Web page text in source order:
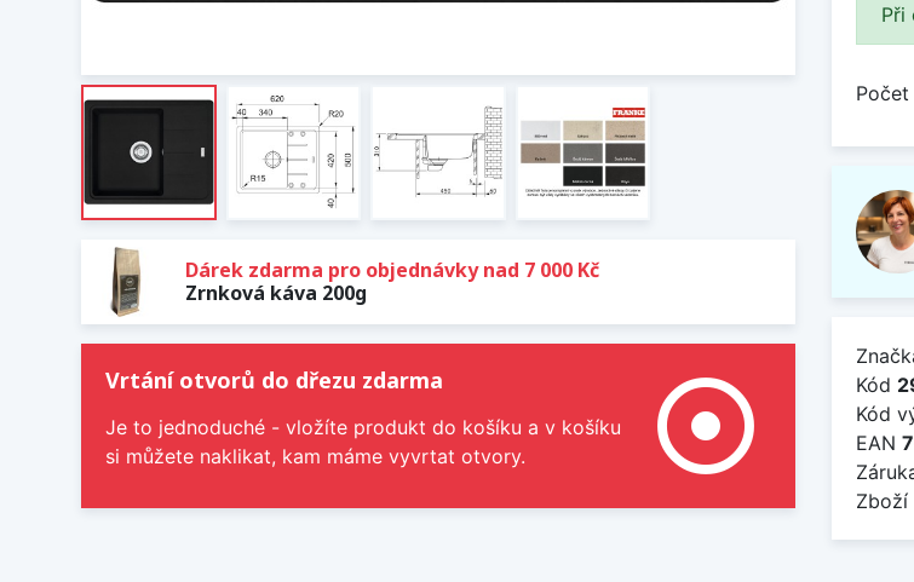
Dárek zdarma pro objednávky nad 7 000 Kč
Zrnková káva 200g
Vrtání otvorů do dřezu zdarma
Je to jednoduché - vložíte produkt do košíku a v košíku
si můžete naklikat, kam máme vyvrtat otvory.
adjust
Při
Počet
Kód
Kód
EAN
Zboží